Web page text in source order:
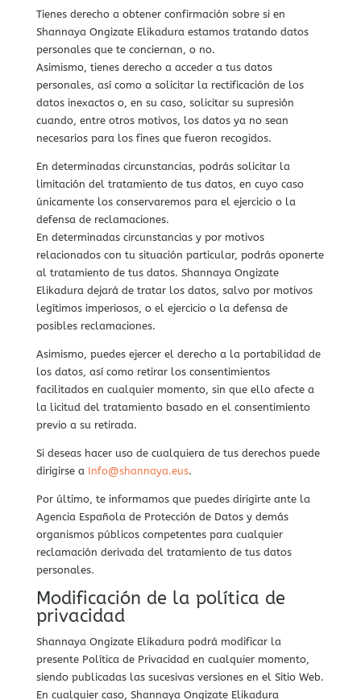
Tienes derecho a obtener confirmación sobre si en
Shannaya Ongizate Elikadura estamos tratando datos
personales que te conciernan, o no.
Asimismo, tienes derecho a acceder a tus datos
personales, así como a solicitar la rectificación de los
datos inexactos o, en su caso, solicitar su supresión
cuando, entre otros motivos, los datos ya no sean
necesarios para los fines que fueron recogidos.
En determinadas circunstancias, podrás solicitar la
limitación del tratamiento de tus datos, en cuyo caso
únicamente los conservaremos para el ejercicio o la
defensa de reclamaciones.
En determinadas circunstancias y por motivos
relacionados con tu situación particular, podrás oponerte
al tratamiento de tus datos. Shannaya Ongizate
Elikadura dejará de tratar los datos, salvo por motivos
legítimos imperiosos, o el ejercicio o la defensa de
posibles reclamaciones.
Asimismo, puedes ejercer el derecho a la portabilidad de
los datos, así como retirar los consentimientos
facilitados en cualquier momento, sin que ello afecte a
la licitud del tratamiento basado en el consentimiento
previo a su retirada.
Si deseas hacer uso de cualquiera de tus derechos puede
dirigirse a Info@shannaya.eus.
Por último, te informamos que puedes dirigirte ante la
Agencia Española de Protección de Datos y demás
organismos públicos competentes para cualquier
reclamación derivada del tratamiento de tus datos
personales.
Modificación de la política de
privacidad
Shannaya Ongizate Elikadura podrá modificar la
presente Política de Privacidad en cualquier momento,
siendo publicadas las sucesivas versiones en el Sitio Web.
En cualquier caso, Shannaya Ongizate Elikadura